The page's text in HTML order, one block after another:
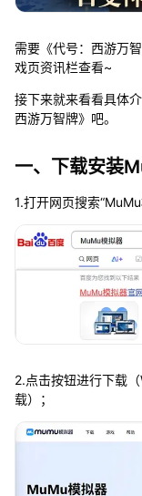
需要《代号：西游万
戏页资讯栏查看~
接下来就来看看具体
西游万智牌》吧。
一、下载安装
1.打开网页搜索
2.点击按钮进行下载
载）；